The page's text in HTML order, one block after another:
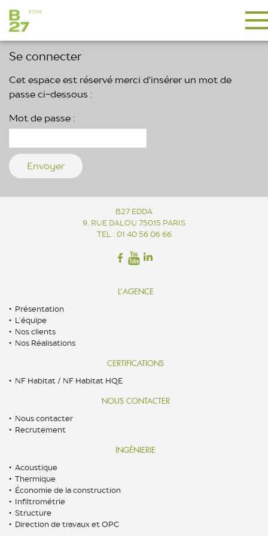
Se connecter
Cet espace est réservé merci d'insérer un mot de
passe ci-dessous :
Mot de passe :
B27 EDDA
9, RUE DALOU 75015 PARIS
TEL : 01 40 56 06 66
L’AGENCE
Présentation
L’équipe
Nos clients
Nos Réalisations
CERTIFICATIONS
NF Habitat / NF Habitat HQE
NOUS CONTACTER
Nous contacter
Recrutement
INGÉNIERIE
Acoustique
Thermique
Économie de la construction
Infiltrométrie
Structure
Direction de travaux et OPC